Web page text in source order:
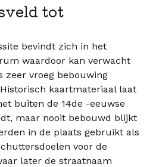
tot
bevindt zich in het
waardoor kan verwacht
zeer vroeg bebouwing
kaartmateriaal laat
buiten de 14de -eeuwse
maar nooit bebouwd blijkt
in de plaats gebruikt als
voor de
later de straatnaam